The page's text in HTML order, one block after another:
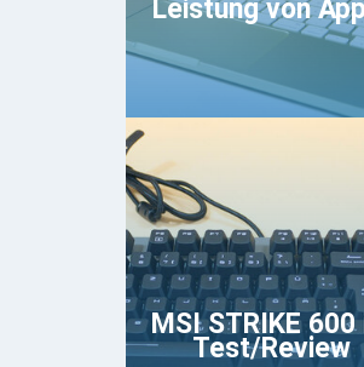
Leistung von
MSI STRIKE 600
Test/Review